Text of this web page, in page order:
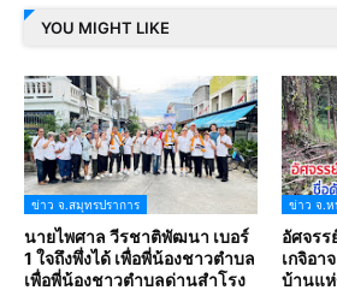
YOU MIGHT LIKE
ข่าว จ.สมุทรปราการ
นายไพศาล วีรชาติพัฒนา เบอร์
1 ใจถึงพึ่งได้ เพื่อพี่น้องชาวตำบล
เพื่อพี่น้องชาวตำบลด่านสำโรง
ข่าว จ.ห
อัศจรร
เกจิอา
บ้านแ